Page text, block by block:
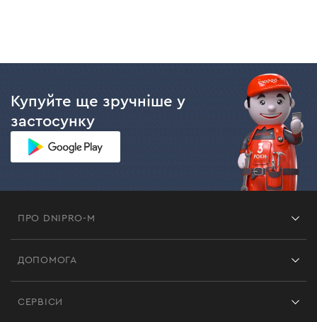
Купуйте ще зручніше у
застосунку
ПРО DNIPRO-M
ДОПОМОГА
СЕРВІСИ